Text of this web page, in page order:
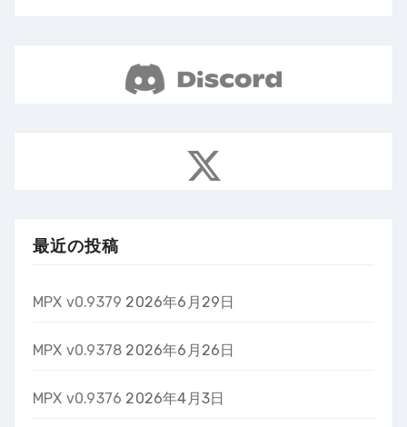
最近の投稿
MPX v0.9379 2026年6月29日
MPX v0.9378 2026年6月26日
MPX v0.9376 2026年4月3日